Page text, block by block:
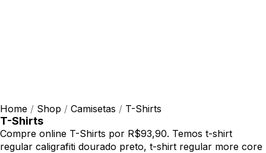
Home / Shop / Camisetas / T-Shirts
T-Shirts
Compre online T-Shirts por R$93,90. Temos t-shirt
regular caligrafiti dourado preto, t-shirt regular more core